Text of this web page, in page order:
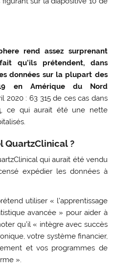
rend assez surprenant
qu’ils prétendent, dans
données sur la plupart des
19 en Amérique du Nord
2020 : 63 315 de ces cas dans
, ce qui aurait été une nette
QuartzClinical ?
qui aurait été vendu
expédier les données à
utiliser « l’apprentissage
avancée » pour aider à
qu’il « intègre avec succès
votre système financier,
et vos programmes de
».